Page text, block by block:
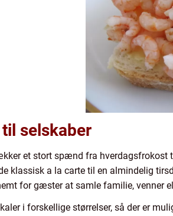
selskaber
et stort spænd fra hverdagsfrokost
klassisk a la carte til en almindelig
for gæster at samle familie, venner
i forskellige størrelser, så der er